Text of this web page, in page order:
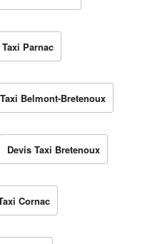
Parnac
Belmont-Bretenoux
Devis Taxi Bretenoux
Cornac